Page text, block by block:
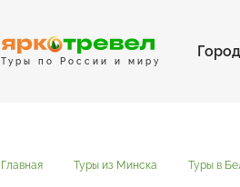
Туры по России и миру
Главная Туры из Минска Туры в